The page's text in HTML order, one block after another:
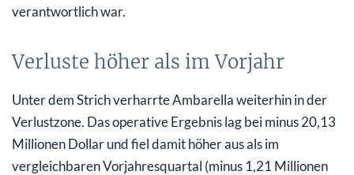
verantwortlich war.
Verluste höher als im Vorjahr
Unter dem Strich verharrte Ambarella weiterhin in der
Verlustzone. Das operative Ergebnis lag bei minus 20,13
Millionen Dollar und fiel damit höher aus als im
vergleichbaren Vorjahresquartal (minus 1,21 Millionen